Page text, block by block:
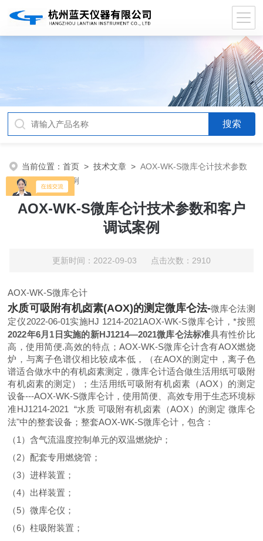
当前位置：首页 >技术文章 >AOX-WK-S微库仑计技术参数
和客户调试案例
AOX-WK-S微库仑计技术参数和客户
调试案例
更新时间：2022-09-03 点击次数：2910
AOX-WK-S微库仑计
水质可吸附有机卤素(AOX)的测定微库仑法-微库仑法测
定仪2022-06-01实施HJ 1214-2021AOX-WK-S微库仑计，*按照
2022年6月1日实施的新HJ1214—2021微库仑法标准具有性价比
高，使用简便.高效的特点；AOX-WK-S微库仑计含有AOX燃烧
炉，与离子色谱仪相比较成本低，（在AOX的测定中，离子色
谱适合做水中的有机卤素测定，微库仑计适合做生活用纸可吸附
有机卤素的测定）； 生活用纸可吸附有机卤素（AOX）的测定
设备---AOX-WK-S微库仑计，使用简便、高效专用于生态环境标
准HJ1214-2021 “水质 可吸附有机卤素（AOX ）的测定 微库仑
法"中的整套设备；整套AOX-WK-S微库仑计，包含：
（1 ）含气流温度控制单元的双温燃烧炉；
（2）配套专用燃烧管；
（3）进样装置；
（4）出样装置；
（5）微库仑仪；
（6）柱吸附装置；